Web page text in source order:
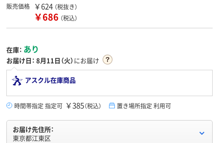
販売価格 ￥624 （税抜き）
￥686 （税込）
在庫： あり
お届け日： 8月11日（火）にお届け
アスクル在庫商品
時間帯指定 指定可 ￥385（税込） 置き場所指定 利用可
お届け先住所：
東京都江東区